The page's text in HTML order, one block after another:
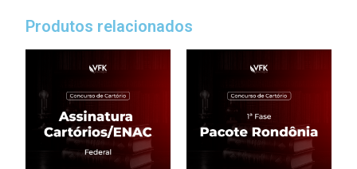
Produtos relacionados